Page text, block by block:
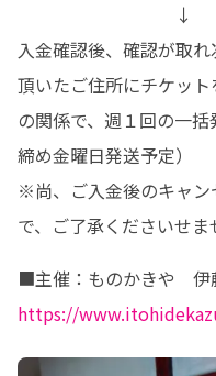
↓
入金確認後、確認が取
頂いたご住所にチケッ
の関係で、週１回の一
締め金曜日発送予定）
※尚、ご入金後のキャン
で、ご了承くださいせま
■主催：ものかきや 伊
https://